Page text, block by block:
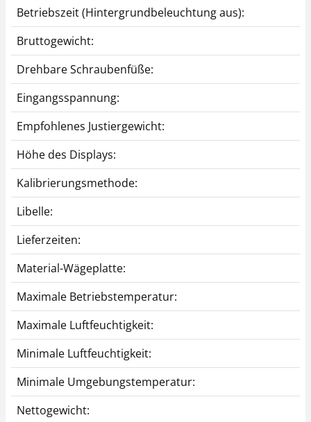
Betriebszeit (Hintergrundbeleuchtung aus):
Bruttogewicht:
Drehbare Schraubenfüße:
Eingangsspannung:
Empfohlenes Justiergewicht:
Höhe des Displays:
Kalibrierungsmethode:
Libelle:
Lieferzeiten:
Material-Wägeplatte:
Maximale Betriebstemperatur:
Maximale Luftfeuchtigkeit:
Minimale Luftfeuchtigkeit:
Minimale Umgebungstemperatur:
Nettogewicht: